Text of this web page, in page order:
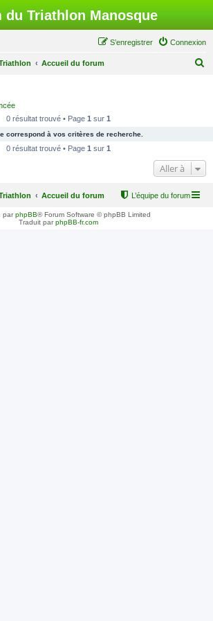
du Triathlon Manosque
Connexion
S’enregistrer
Accueil du forum
c
0 résultat trouvé • Page 1 sur 1
correspond à vos critères de recherche.
0 résultat trouvé • Page 1 sur 1
Aller à
Accueil du forum L’équipe du forum
parphpBB® Forum Software © phpBB Limited
Traduit parphpBB-fr.com